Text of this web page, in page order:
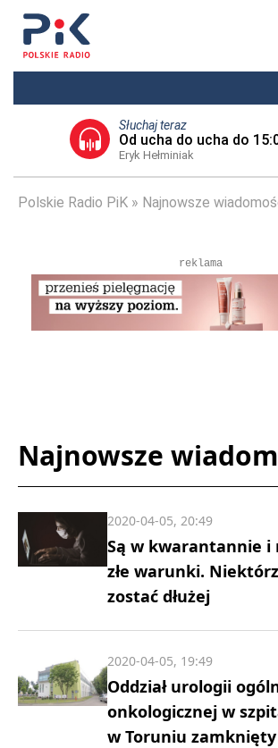
Słuchaj teraz
Od ucha do ucha do
Eryk Hełminiak
Polskie Radio PiK Najnowsze
reklama
Najnowsze
Są w kwarantannie i
złe warunki.
zostać dłużej
2020-04-05, 20:49
Oddział urologii
onkologicznej w
w Toruniu zamknięty
2020-04-05, 19:49